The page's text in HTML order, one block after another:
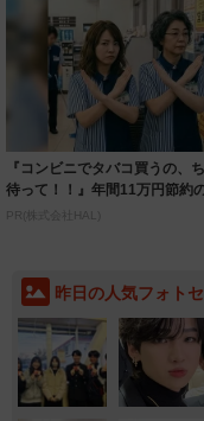
『コンビニでタバコ買うの、
待って！！』年間11万円節約
バコ
PR(株式会社HAL)
昨日の人気フォト